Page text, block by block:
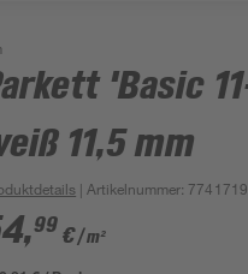
'Basic
11,5 mm
| Artikelnummer: 7741719
,99 €/ m²